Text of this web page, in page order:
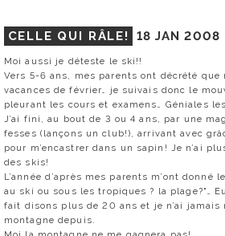
CELLE QUI RÂLE! 18 JAN
Moi aussi je déteste le ski!!
Vers 5-6 ans, mes parents ont décrété
vacances de février… je suivais donc le
pleurant les cours et examens… Géniales
J’ai fini, au bout de 3 ou 4 ans, par une
fesses (lançons un club!), arrivant avec
pour m’encastrer dans un sapin! Je n’ai
des skis!
L’année d’après mes parents m’ont
au ski ou sous les tropiques ? la plage?"…
fait disons plus de 20 ans et je n’ai jamais
montagne depuis.